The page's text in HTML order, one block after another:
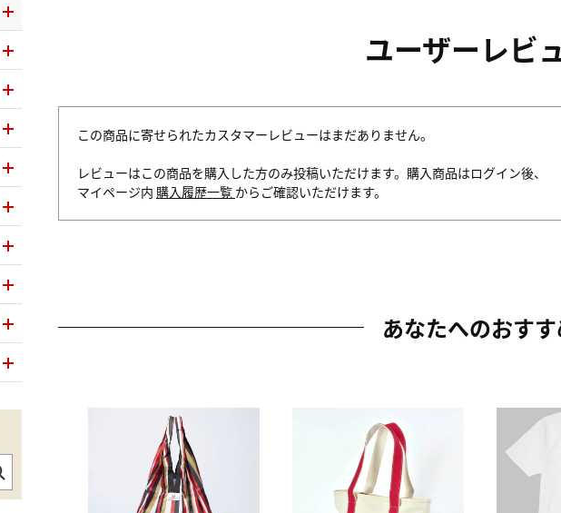
ユーザーレビ
この商品に寄せられたカスタマーレビューはまだありません。
レビューはこの商品を購入した方のみ投稿いただけます。購入商品はログイン後、
マイページ内 購入履歴一覧 からご確認いただけます。
あなたへのおす